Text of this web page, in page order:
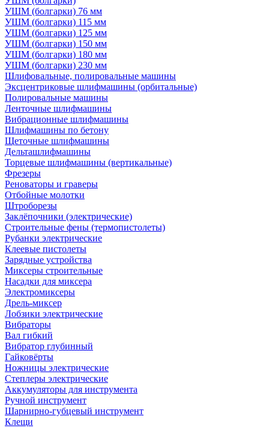
УШМ (болгарки) 76 мм
УШМ (болгарки) 115 мм
УШМ (болгарки) 125 мм
УШМ (болгарки) 150 мм
УШМ (болгарки) 180 мм
УШМ (болгарки) 230 мм
Шлифовальные, полировальные машины
Эксцентриковые шлифмашины (орбитальные)
Полировальные машины
Ленточные шлифмашины
Вибрационные шлифмашины
Шлифмашины по бетону
Щеточные шлифмашины
Дельташлифмашины
Торцевые шлифмашины (вертикальные)
Фрезеры
Реноваторы и граверы
Отбойные молотки
Штроборезы
Заклёпочники (электрические)
Строительные фены (термопистолеты)
Рубанки электрические
Клеевые пистолеты
Зарядные устройства
Миксеры строительные
Насадки для миксера
Электромиксеры
Дрель-миксер
Лобзики электрические
Вибраторы
Вал гибкий
Вибратор глубинный
Гайковёрты
Ножницы электрические
Степлеры электрические
Аккумуляторы для инструмента
Ручной инструмент
Шарнирно-губцевый инструмент
Клещи